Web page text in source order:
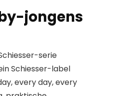
jongens
serie
Schiesser-label
every day, every